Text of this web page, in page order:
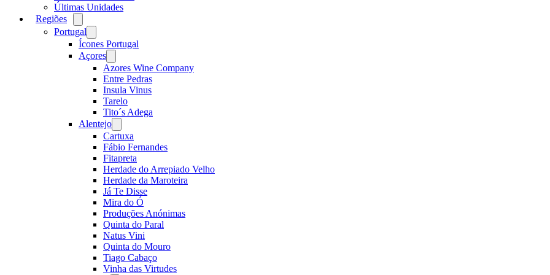
Últimas Unidades
Regiões
menu
Portugal
menu
Ícones Portugal
Açores
menu
Azores Wine Company
Entre Pedras
Insula Vinus
Tarelo
Tito´s Adega
Alentejo
menu
Cartuxa
Fábio Fernandes
Fitapreta
Herdade do Arrepiado Velho
Herdade da Maroteira
Já Te Disse
Mira do Ó
Produções Anónimas
Quinta do Paral
Natus Vini
Quinta do Mouro
Tiago Cabaço
Vinha das Virtudes